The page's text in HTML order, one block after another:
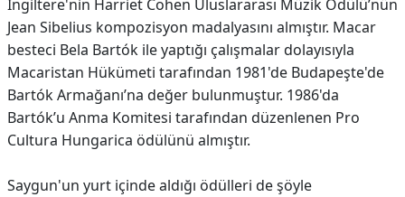
İngiltere'nin Harriet Cohen Uluslararası Müzik Ödülü’nün
Jean Sibelius kompozisyon madalyasını almıştır. Macar
besteci Bela Bartók ile yaptığı çalışmalar dolayısıyla
Macaristan Hükümeti tarafından 1981'de Budapeşte'de
Bartók Armağanı’na değer bulunmuştur. 1986'da
Bartók’u Anma Komitesi tarafından düzenlenen Pro
Cultura Hungarica ödülünü almıştır.
Saygun'un yurt içinde aldığı ödülleri de şöyle